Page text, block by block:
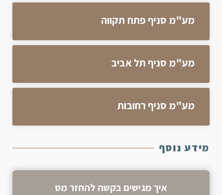
מע"מ סניף פתח תקווה
מע"מ סניף תל אביב
מע"מ סניף רחובות
מידע נוסף
איך מגישים בקשה להחזר מס